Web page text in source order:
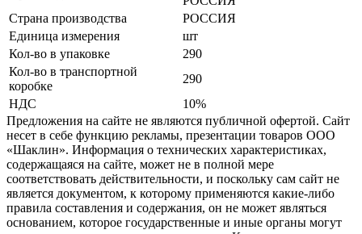
Страна производства
РОССИЯ
Единица измерения
шт
Кол-во в упаковке
290
Кол-во в транспортной
коробке
290
НДС
10%
Предложения на сайте не являются публичной офертой. Сайт
несет в себе функцию рекламы, презентации товаров ООО
«Шаклин». Информация о технических характеристиках,
содержащаяся на сайте, может не в полной мере
соответствовать действительности, и поскольку сам сайт не
является документом, к которому применяются какие-либо
правила составления и содержания, он не может являться
основанием, которое государственные и иные органы могут